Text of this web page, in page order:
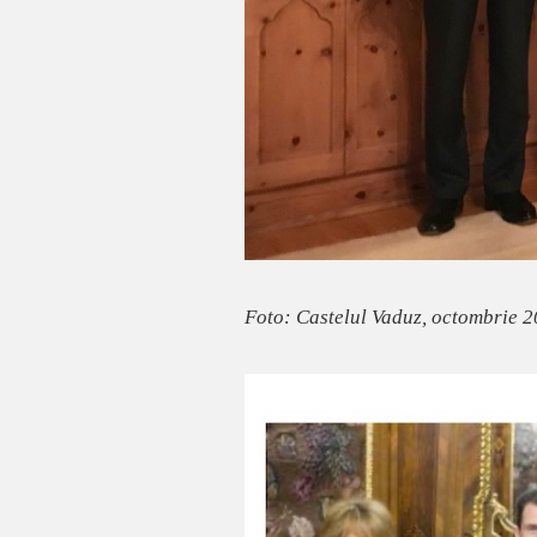
Foto: Castelul Vaduz, octombrie